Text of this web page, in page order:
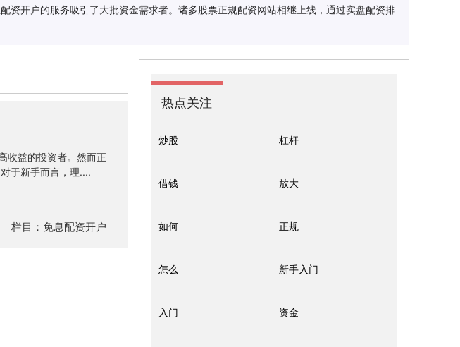
开户的服务吸引了大批资金需求者。诸多股票正规配资网站相继上线，通过实盘配资排
收益的投资者。然而正
于新手而言，理....
栏目： 免息配资开户
热点关注
炒股 杠杆
借钱 放大
如何 正规
怎么 新手入门
入门 资金